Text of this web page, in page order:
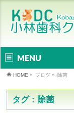
MENU
HOME » ブログ » 除菌
タグ : 除菌